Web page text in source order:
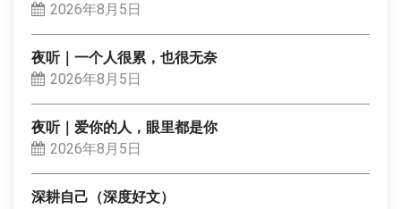
2026年8月5日
夜听｜一个人很累，也很无奈
2026年8月5日
夜听｜爱你的人，眼里都是你
2026年8月5日
深耕自己（深度好文）